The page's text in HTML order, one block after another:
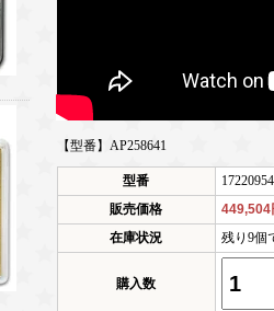
【型番】AP258641
型番
販売価格
449,504
在庫状況
残り9個
購入数